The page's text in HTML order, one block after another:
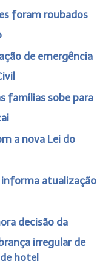
foram roubados
de emergência
famílias sobe para
a nova Lei do
atualização
decisão da
irregular de
hotel